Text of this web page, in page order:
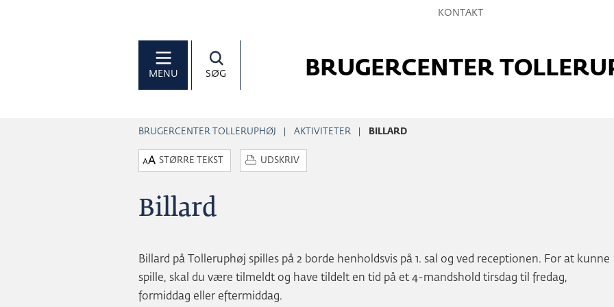
Hop
indhold
KONTAKT
MENU SØG BRUGERCENTER
BRUGERCENTER TOLLERUPHØJ AKTIVITETER BILLARD
STØRRE TEKST UDSKRIV
Billard
Billard på Tolleruphøj spilles på 2 borde henholdsvis på 1. sal og ved receptionen. For at kunne
spille, skal du være tilmeldt og have tildelt en tid på et 4-mandshold tirsdag til fredag,
formiddag eller eftermiddag.